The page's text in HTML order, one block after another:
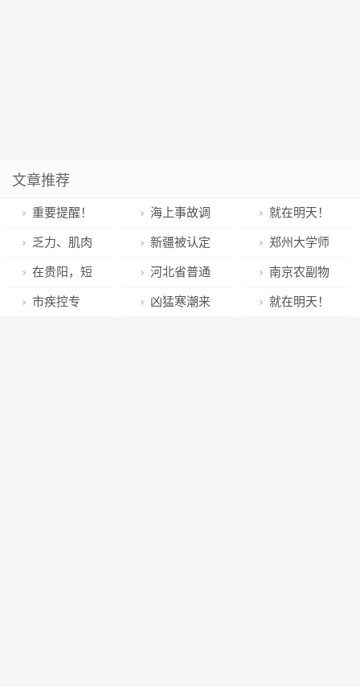
文章推荐
重要提醒！
这些“药驾”风
险你知道吗？
海上事故调
查中的内部通
信、外部环境
和伤害的调查
就在明天！
临沂市“万名优
秀沂蒙学子家
乡行”活动寒假
乏力、肌肉
酸痛、自
汗......新冠康
新疆被认定
的人力资源服
务“骨干企业”
郑州大学师
生领衔的中国
国家柔术队在
在贵阳，短
时间内免费停
河北省普通
高校招生美术
南京农副物
流中心：好吃
市疾控专 凶猛寒潮来 就在明天！